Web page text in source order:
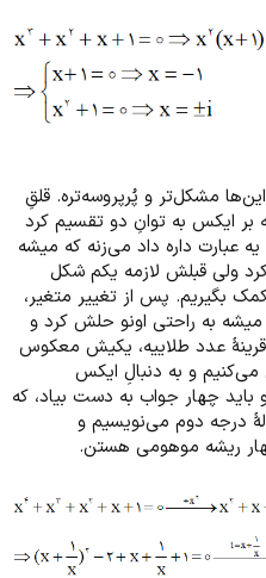
مشکل‌تر و پُرپروسه‌تره. قلقِ
ایکس به توانِ دو تقسیم کرد
عبارت داره داد می‌زنه که میشه
کرد ولی قبلش لازمه یکم شکل
بگیریم. پس از تغییر متغیر،
به راحتی اونو حلش کرد و
عدد طلاییه، یکیش معکوس
می‌کنیم و به دنبالِ ایکس
باید چهار جواب به دست بیاد، که
درجه دوم می‌نویسیم و
ریشه موهومی هستن.